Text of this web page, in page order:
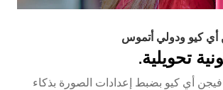
أي كيو ودولي أتموس
تحويلية.
فيجن أي كيو بضبط إعدادات الصورة بذكاء